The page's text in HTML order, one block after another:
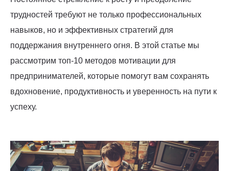
трудностей требуют не только профессиональных
навыков, но и эффективных стратегий для
поддержания внутреннего огня. В этой статье мы
рассмотрим топ-10 методов мотивации для
предпринимателей, которые помогут вам сохранять
вдохновение, продуктивность и уверенность на пути к
успеху.